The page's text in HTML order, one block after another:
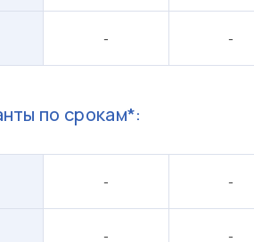
- -
по срокам*:
- -
- -